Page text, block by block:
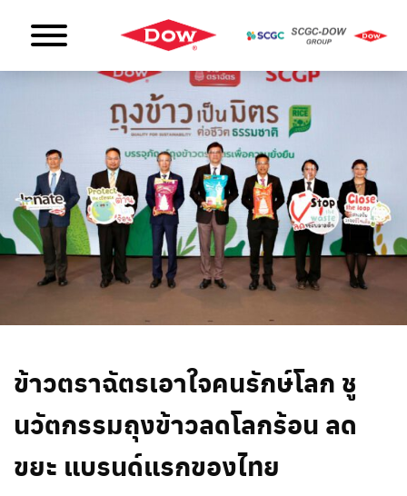
ข้าวตราฉัตรเอาใจคนรักษ์โลก ชู
นวัตกรรมถุงข้าวลดโลกร้อน ลด
ขยะ แบรนด์แรกของไทย